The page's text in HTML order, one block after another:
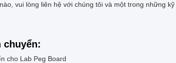
vui lòng liên hệ với chúng tôi và một trong những
chuyển:
cho Lab Peg Board